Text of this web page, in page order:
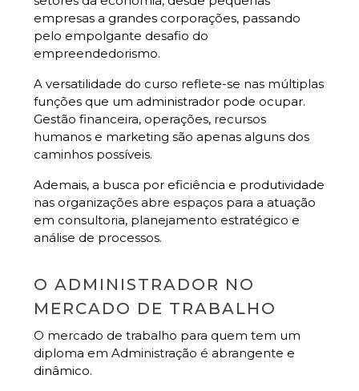
empresas a grandes corporações, passando
pelo empolgante desafio do
empreendedorismo.
A versatilidade do curso reflete-se nas múltiplas
funções que um administrador pode ocupar.
Gestão financeira, operações, recursos
humanos e marketing são apenas alguns dos
caminhos possíveis.
Ademais, a busca por eficiência e produtividade
nas organizações abre espaços para a atuação
em consultoria, planejamento estratégico e
análise de processos.
O ADMINISTRADOR NO
MERCADO DE TRABALHO
O mercado de trabalho para quem tem um
diploma em Administração é abrangente e
dinâmico.